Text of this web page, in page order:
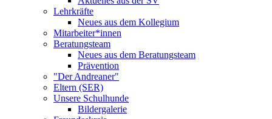
Lehrkräfte
Neues aus dem Kollegium
Mitarbeiter*innen
Beratungsteam
Neues aus dem Beratungsteam
Prävention
"Der Andreaner"
Eltern (SER)
Unsere Schulhunde
Bildergalerie